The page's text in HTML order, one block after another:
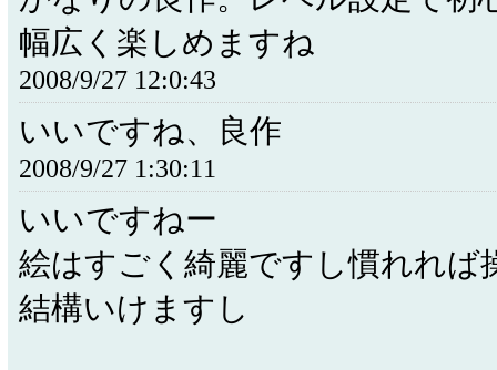
幅広く楽しめますね
2008/9/27 12:0:43
いいですね、良作
2008/9/27 1:30:11
いいですねー
絵はすごく綺麗ですし慣れれば
結構いけますし